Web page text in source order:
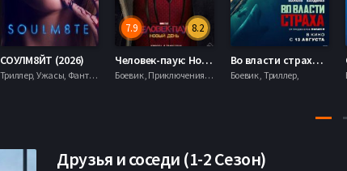
СОУЛМ8ЙТ (2026)
Триллер, Ужасы, Фантастика,
8.2
7.9
Человек-паук: Новый день (2026)
Боевик , Приключения, Фантастика, Фэнтези,
Во власти страха (2026)
Боевик , Триллер,
Друзья и соседи (1-2 Сезон)